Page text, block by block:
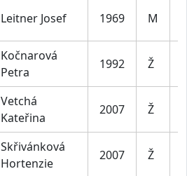
Leitner Josef 1969 M
Kočnarová
Petra
1992 Ž
Vetchá
Kateřina
2007 Ž
Skřivánková
Hortenzie
2007 Ž